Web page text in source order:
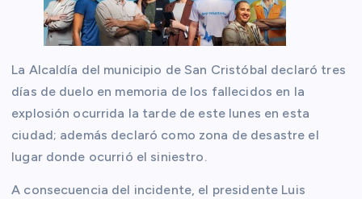
La Alcaldía del municipio de San Cristóbal declaró tres
días de duelo en memoria de los fallecidos en la
explosión ocurrida la tarde de este lunes en esta
ciudad; además declaró como zona de desastre el
lugar donde ocurrió el siniestro.
A consecuencia del incidente, el presidente Luis